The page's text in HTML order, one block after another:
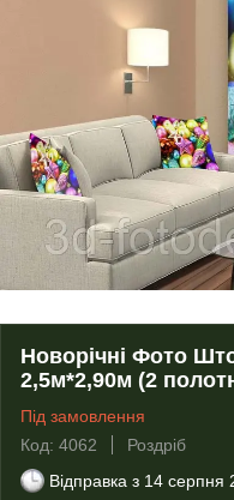
Новорічні Фото
2,5м*2,90м (2
Під замовлення
Код: 4062
Роздріб
Відправка з 14 серпня